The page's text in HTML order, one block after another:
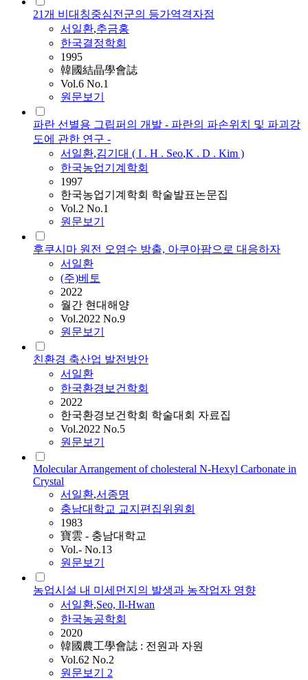
21개 비대칭중심전군의 등가역격자점
서일환,추금홍
한국결정학회
1995
韓國結晶學會誌
Vol.6 No.1
원문보기
파란 선별용 그립퍼의 개발 - 파란의 파손위치 및 파괴강
도에 관한 연구 -
서일환,김기대 ( I . H . Seo,K . D . Kim )
한국농업기계학회
1997
한국농업기계학회 학술발표논문집
Vol.2 No.1
원문보기
후쿠시마 원전 오염수 방출, 아쿠아팜으로 대응하자
서일환
(주)베토
2022
월간 현대해양
Vol.2022 No.9
원문보기
친환경 축산업 발전방안
서일환
한국환경보건학회
2022
한국환경보건학회 학술대회 자료집
Vol.2022 No.5
원문보기
Molecular Arrangement of cholesteral N-Hexyl Carbonate in
Crystal
서일환,서 종명
충남대학교 교지편집위원회
1983
寶雲 - 충남대학교
Vol.- No.13
원문보기
농업시설 내 미세먼지의 발생과 농작업자 영향
서일환,Seo, Il-Hwan
한국농공학회
2020
韓國農工學會誌 : 전원과 자원
Vol.62 No.2
원문보기 2